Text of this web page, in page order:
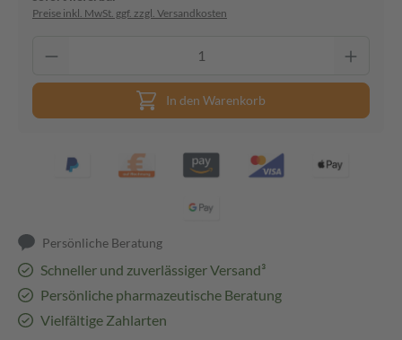
Preise inkl. MwSt. ggf. zzgl. Versandkosten
In den Warenkorb
Persönliche Beratung
Schneller und zuverlässiger Versand³
Persönliche pharmazeutische Beratung
Vielfältige Zahlarten